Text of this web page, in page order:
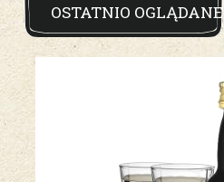
OSTATNIO OGLĄDANE